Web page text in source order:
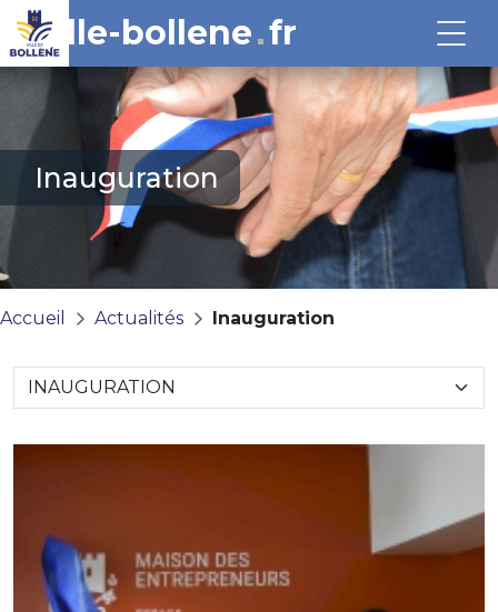
ville-bollene fr
Inauguration
Accueil Actualités Inauguration